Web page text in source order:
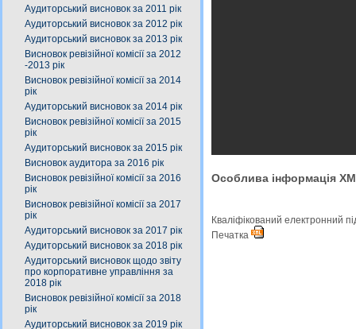
Аудиторський висновок за 2011 рік
Аудиторський висновок за 2012 рік
Аудиторський висновок за 2013 рік
Висновок ревізійної комісії за 2012
-2013 рік
Висновок ревізійної комісії за 2014
рік
Аудиторський висновок за 2014 рік
Висновок ревізійної комісії за 2015
рік
Аудиторський висновок за 2015 рік
Висновок аудитора за 2016 рік
Висновок ревізійної комісії за 2016
рік
Висновок ревізійної комісії за 2017
рік
Аудиторський висновок за 2017 рік
Аудиторський висновок за 2018 рік
Аудиторський висновок щодо звіту
про корпоративне управління за
2018 рік
Висновок ревізійної комісії за 2018
рік
Аудиторський висновок за 2019 рік
Особлива інформація
Кваліфікований електронний
Печатка